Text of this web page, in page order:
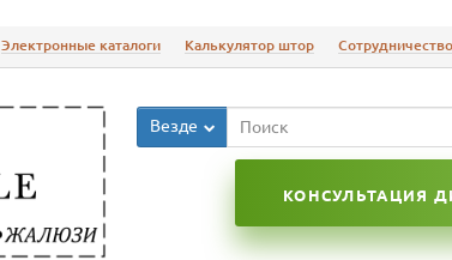
Электронные каталоги Калькулятор штор Сотрудничество
Везде
КОНСУЛЬТАЦИЯ